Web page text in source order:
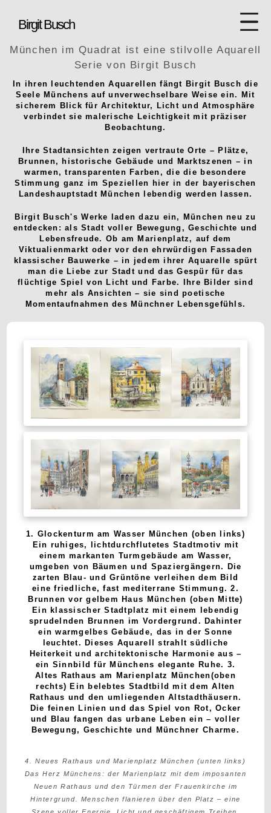
Birgit Busch
München im Quadrat ist eine stilvolle Aquarell
Serie von Birgit Busch
In ihren leuchtenden Aquarellen fängt Birgit Busch die
Seele Münchens auf unverwechselbare Weise ein. Mit
sicherem Blick für Architektur, Licht und Atmosphäre
verbindet sie malerische Leichtigkeit mit präziser
Beobachtung.
Ihre Stadtansichten zeigen vertraute Orte – Plätze,
Brunnen, historische Gebäude und Marktszenen – in
warmen, transparenten Farben, die die besondere
Stimmung ganz im Speziellen hier in der bayerischen
Landeshauptstadt München lebendig werden lassen.
Birgit Busch's Werke laden dazu ein, München neu zu
entdecken: als Stadt voller Bewegung, Geschichte und
Lebensfreude. Ob am Marienplatz, auf dem
Viktualienmarkt oder vor den ehrwürdigen Fassaden
klassischer Bauwerke – in jedem ihrer Aquarelle spürt
man die Liebe zur Stadt und das Gespür für das
flüchtige Spiel von Licht und Farbe. Ihre Bilder sind
mehr als Ansichten – sie sind poetische
Momentaufnahmen des Münchner Lebensgefühls.
1. Glockenturm am Wasser München (oben links)
Ein ruhiges, lichtdurchflutetes Stadtmotiv mit
einem markanten Turmgebäude am Wasser,
umgeben von Bäumen und Spaziergängern. Die
zarten Blau- und Grüntöne verleihen dem Bild
eine friedliche, fast mediterrane Stimmung. 2.
Brunnen vor gelbem Haus München (oben Mitte)
Ein klassischer Stadtplatz mit einem lebendig
sprudelnden Brunnen im Vordergrund. Dahinter
ein warmgelbes Gebäude, das in der Sonne
leuchtet. Dieses Aquarell strahlt südliche
Heiterkeit und architektonische Harmonie aus –
ein Sinnbild für Münchens elegante Ruhe. 3.
Altes Rathaus am Marienplatz München(oben
rechts) Ein belebtes Stadtbild mit dem Alten
Rathaus und den umliegenden Altstadthäusern.
Die feinen Linien und das Spiel von Rot, Ocker
und Blau fangen das urbane Leben ein – voller
Bewegung, Geschichte und Münchner Charme.
4. Neues Rathaus und Marienplatz München (unten links)
Das Herz Münchens: der Marienplatz mit dem imposanten
Neuen Rathaus und den Türmen der Frauenkirche im
Hintergrund. Menschen flanieren über den Platz – eine